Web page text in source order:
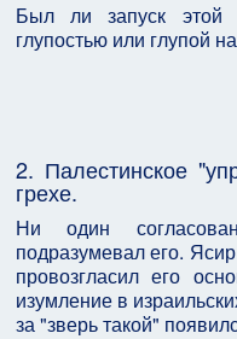
Был ли запуск
глупостью или глупой
2. Палестинское
грехе.
Ни один
подразумевал его.
провозгласил его
изумление в
за "зверь такой"